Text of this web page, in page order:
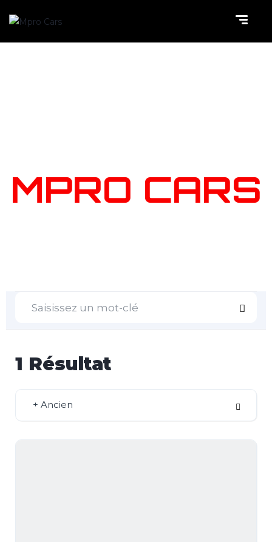
MPRO CARS
1 Résultat
+ Ancien